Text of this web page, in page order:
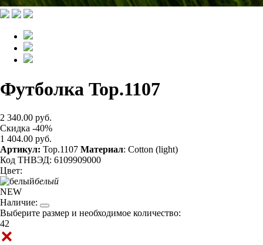
Футболка Top.1107
2 340.00 руб.
Скидка -40%
1 404.00 руб.
Артикул: Top.1107 Материал: Cotton (light)
Код ТНВЭД: 6109909000
Цвет:
белый
NEW
Наличие:
Выберите размер и необходимое количество:
42